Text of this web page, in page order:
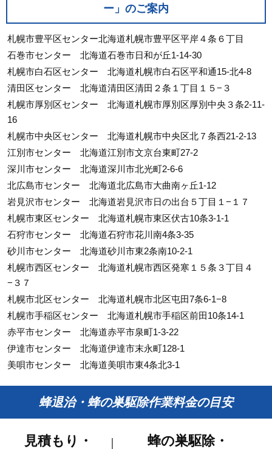
ー」のご案内
札幌市豊平区センター北海道札幌市豊平区平岸４条６丁目
石巻市センター 北海道石巻市日和が丘1-14-30
札幌市白石区センター 北海道札幌市白石区平和通15-北4-8
清田区センター 北海道清田区清田２条１丁目１５−３
札幌市厚別区センター 北海道札幌市厚別区厚別中央３条2-11-
16
札幌市中央区センター 北海道札幌市中央区北７条西21-2-13
江別市センター 北海道江別市文京台東町27-2
深川市センター 北海道深川市北光町2-6-6
北広島市センター 北海道北広島市大曲南ヶ丘1-12
岩見沢市センター 北海道岩見沢市日の出台５丁目１−１７
札幌市東区センター 北海道札幌市東区伏古10条3-1-1
石狩市センター 北海道石狩市花川南4条3-35
砂川市センター 北海道砂川市東2条南10-2-1
札幌市西区センター 北海道札幌市西区発寒１５条３丁目４
−３７
札幌市北区センター 北海道札幌市北区屯田7条6-1−8
札幌市手稲区センター 北海道札幌市手稲区前田10条14-1
赤平市センター 北海道赤平市泉町1-3-22
伊達市センター 北海道伊達市末永町128-1
美唄市センター 北海道美唄市東4条北3-1
蜂退治・蜂の巣駆除作業料金の目安
見積もり・ 蜂の巣駆除・